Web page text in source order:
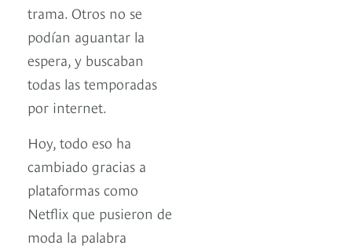
trama. Otros no se
podían aguantar la
espera, y buscaban
todas las temporadas
por internet.
Hoy, todo eso ha
cambiado gracias a
plataformas como
Netflix que pusieron de
moda la palabra